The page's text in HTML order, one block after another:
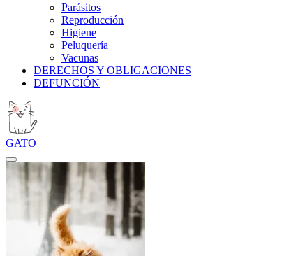
Parásitos
Reproducción
Higiene
Peluquería
Vacunas
DERECHOS Y OBLIGACIONES
DEFUNCIÓN
GATO